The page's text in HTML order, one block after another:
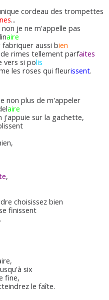
cordeau des trompettes
...
non je ne m'appelle pas
aire
fabriquer aussi bien
rimes tellement parfaites
vers si polis
les roses qui fleurissent.
non plus de m'appeler
aire
j'appuie sur la gachette,
,
choisissez bien
finissent
six
fine,
le faîte.